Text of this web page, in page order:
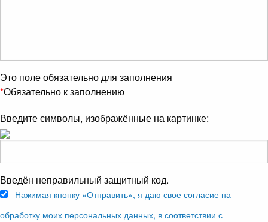
Это поле обязательно для заполнения
*Обязательно к заполнению
Введите символы, изображённые на картинке:
Введён неправильный защитный код.
Нажимая кнопку «Отправить», я даю свое согласие на
обработку моих персональных данных, в соответствии с